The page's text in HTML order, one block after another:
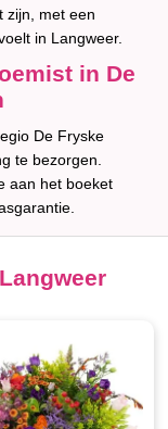
zijn, met een
in Langweer.
in De
De Fryske
te bezorgen.
aan het boeket